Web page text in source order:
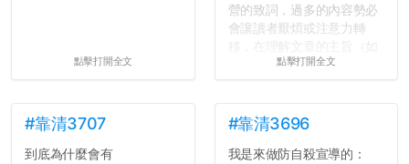
點擊打開全文
營的致詞，過多的內容勢必
會讓讀者厭煩或注意力轉
果有的話）前就失去興趣。
的聲明一樣正式，但至少在
用字上多加留意。有些語句
用說的可能會引人發笑或多
點擊打開全文
#靠清3707
到底為什麼會有
#靠清3696
我是來做防自殺宣導的：